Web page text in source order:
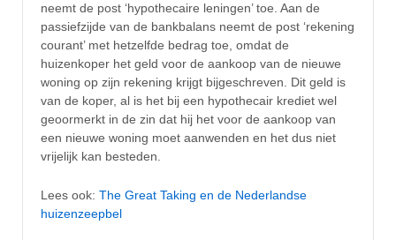
neemt de post ‘hypothecaire leningen’ toe. Aan de
passiefzijde van de bankbalans neemt de post ‘rekening
courant’ met hetzelfde bedrag toe, omdat de
huizenkoper het geld voor de aankoop van de nieuwe
woning op zijn rekening krijgt bijgeschreven. Dit geld is
van de koper, al is het bij een hypothecair krediet wel
geoormerkt in de zin dat hij het voor de aankoop van
een nieuwe woning moet aanwenden en het dus niet
vrijelijk kan besteden.
Lees ook: The Great Taking en de Nederlandse
huizenzeepbel